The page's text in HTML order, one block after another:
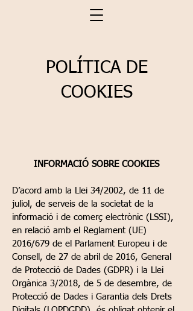
POLÍTICA DE
COOKIES
INFORMACIÓ SOBRE COOKIES
D’acord amb la Llei 34/2002, de 11 de
juliol, de serveis de la societat de la
informació i de comerç electrònic (LSSI),
en relació amb el Reglament (UE)
2016/679 de el Parlament Europeu i de
Consell, de 27 de abril de 2016, General
de Protecció de Dades (GDPR) i la Llei
Orgànica 3/2018, de 5 de desembre, de
Protecció de Dades i Garantia dels Drets